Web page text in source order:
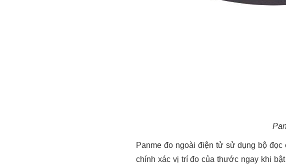
Panme đo ngoài điện tử sử dụng bộ
chính xác vị trí đo của thước ngay khi